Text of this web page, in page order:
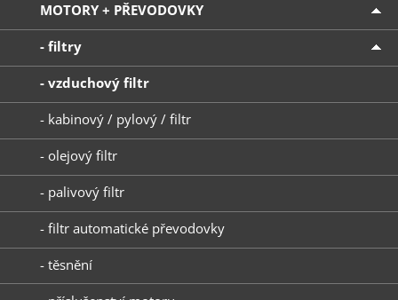
MOTORY + PŘEVODOVKY
- filtry
- vzduchový filtr
- kabinový / pylový / filtr
- olejový filtr
- palivový filtr
- filtr automatické převodovky
- těsnění